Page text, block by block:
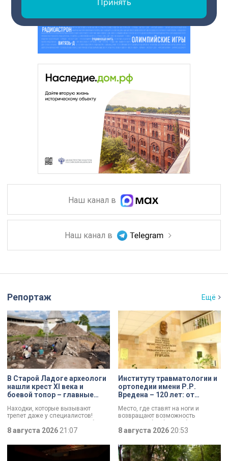
Наш канал в
Наш канал в
Репортаж Ещё
В Старой Ладоге археологи
нашли крест XI века и
боевой топор – главные
Находки, которые вызывают
трепет даже у специалистов!
Нательный крест возрастом более
тысячи лет и боевой топор – вот
главные трофеи археологической
экспедиции в Старой Ладоге в
8 августа 2026 21:07
Институту травматологии и
ортопедии имени Р.Р.
Вредена – 120 лет: от
до передового
медицинского центра
Место, где ставят на ноги и
возвращают возможность
двигаться без боли. Юбилей
отмечает Институт травматологии
и ортопедии имени Р.Р. Вредена.
8 августа 2026 20:53
Принять